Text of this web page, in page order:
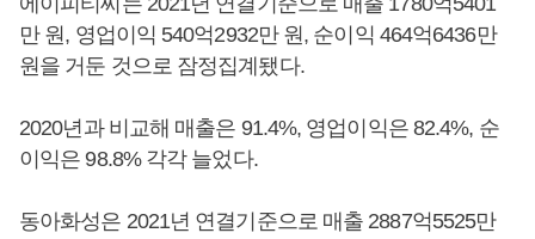
만 원, 영업이익 540억2932만 원, 순이익 464억6436만
원을 거둔 것으로 잠정집계됐다.
2020년과 비교해 매출은 91.4%, 영업이익은 82.4%, 순
이익은 98.8% 각각 늘었다.
동아화성은 2021년 연결기준으로 매출 2887억5525만